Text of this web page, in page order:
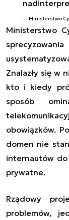
Ministerstwo
Ministerstwo
Znalazły się w
kto i kiedy
sposób
obowiązków.
domen nie
internautów
prywatne.
Rządowy
problemów,